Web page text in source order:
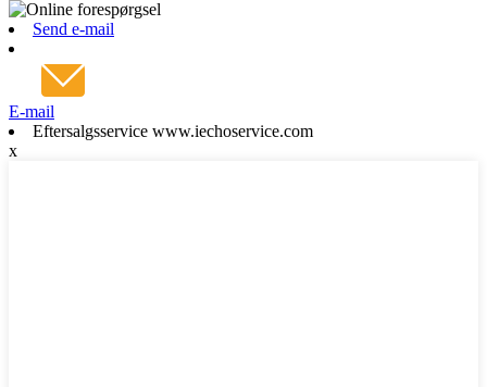
Send e-mail
E-mail
Eftersalgsservice www.iechoservice.com
x